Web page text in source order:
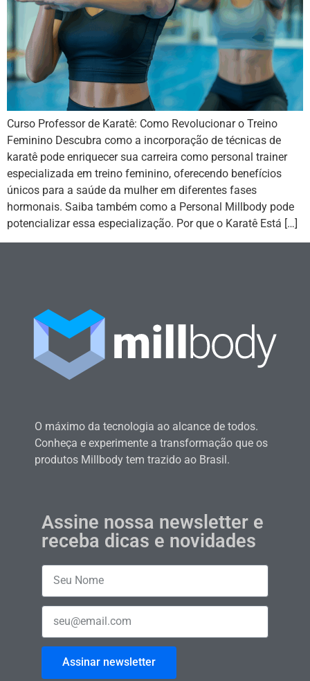
Curso Professor de Karatê: Como Revolucionar o Treino
Feminino Descubra como a incorporação de técnicas de
karatê pode enriquecer sua carreira como personal trainer
especializada em treino feminino, oferecendo benefícios
únicos para a saúde da mulher em diferentes fases
hormonais. Saiba também como a Personal Millbody pode
potencializar essa especialização. Por que o Karatê Está […]
O máximo da tecnologia ao alcance de todos.
Conheça e experimente a transformação que os
produtos Millbody tem trazido ao Brasil.
Assine nossa newsletter e
receba dicas e novidades
Assinar newsletter